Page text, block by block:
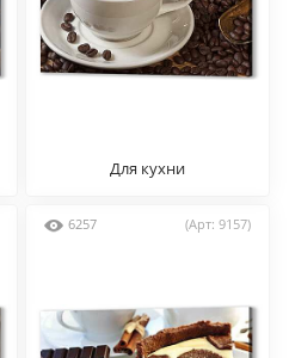
Для кухни
6257 (Арт: 9157)